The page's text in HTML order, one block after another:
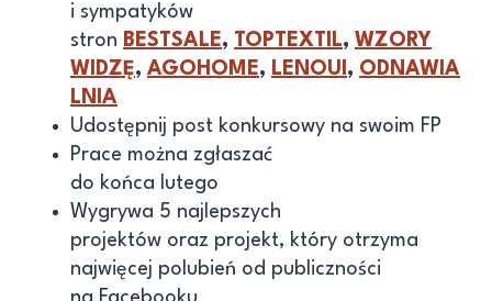
i sympatyków
stron BESTSALE, TOPTEXTIL, WZORY
WIDZĘ, AGOHOME, LENOUI , ODNAWIA
LNIA
Udostępnij post konkursowy na swoim FP
Prace można zgłaszać
do końca lutego
Wygrywa 5 najlepszych
projektów oraz projekt, który otrzyma
najwięcej polubień od publiczności